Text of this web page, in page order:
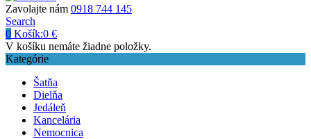
Zavolajte nám 0918 744 145
Search
0 Košík:0 €
V košíku nemáte žiadne položky.
Kategórie
Šatňa
Dielňa
Jedáleň
Kancelária
Nemocnica